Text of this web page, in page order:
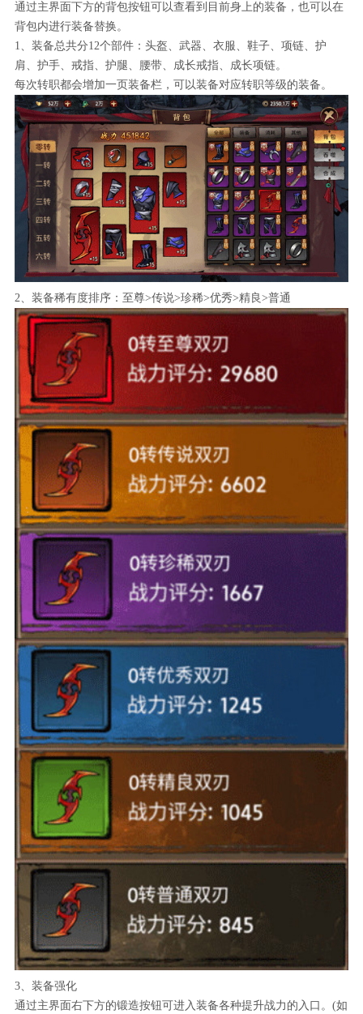
通过主界面下方的背包按钮可以查看到目前身上的装备，也可以在
背包内进行装备替换。
1、装备总共分12个部件：头盔、武器、衣服、鞋子、项链、护
肩、护手、戒指、护腿、腰带、成长戒指、成长项链。
每次转职都会增加一页装备栏，可以装备对应转职等级的装备。
2、装备稀有度排序：至尊>传说>珍稀>优秀>精良>普通
3、装备强化
通过主界面右下方的锻造按钮可进入装备各种提升战力的入口。(如